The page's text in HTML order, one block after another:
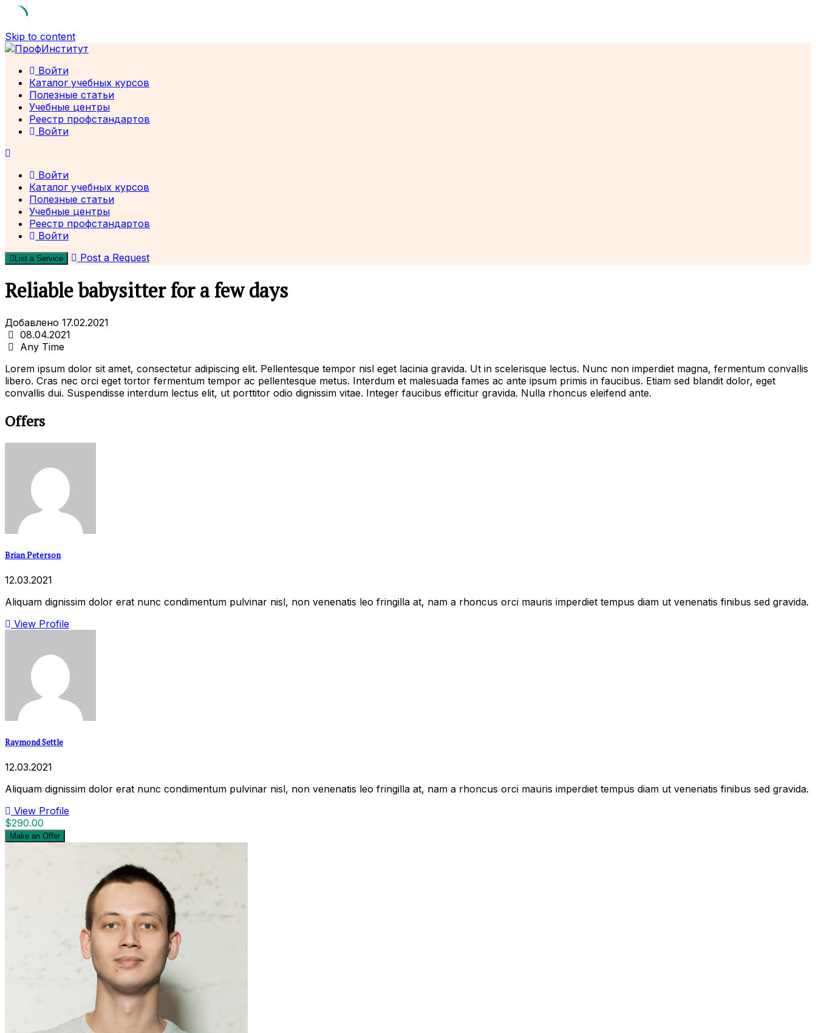
Skip to content
Войти
Каталог учебных курсов
Полезные статьи
Учебные центры
Реестр профстандартов
Войти
Войти
Каталог учебных курсов
Полезные статьи
Учебные центры
Реестр профстандартов
Войти
List a Service Post a Request
Reliable babysitter for a few days
Добавлено 17.02.2021
08.04.2021
Any Time
Lorem ipsum dolor sit amet, consectetur adipiscing elit. Pellentesque tempor nisl eget lacinia gravida. Ut in scelerisque lectus. Nunc non imperdiet magna, fermentum convallis
libero. Cras nec orci eget tortor fermentum tempor ac pellentesque metus. Interdum et malesuada fames ac ante ipsum primis in faucibus. Etiam sed blandit dolor, eget
convallis dui. Suspendisse interdum lectus elit, ut porttitor odio dignissim vitae. Integer faucibus efficitur gravida. Nulla rhoncus eleifend ante.
Offers
Brian Peterson
12.03.2021
Aliquam dignissim dolor erat nunc condimentum pulvinar nisl, non venenatis leo fringilla at, nam a rhoncus orci mauris imperdiet tempus diam ut venenatis finibus sed gravida.
View Profile
Raymond Settle
12.03.2021
Aliquam dignissim dolor erat nunc condimentum pulvinar nisl, non venenatis leo fringilla at, nam a rhoncus orci mauris imperdiet tempus diam ut venenatis finibus sed gravida.
View Profile
$290.00
Make an Offer